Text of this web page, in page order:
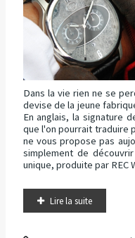
Dans la vie rien ne se
devise de la jeune
En anglais, la signature
que l'on pourrait traduire
ne vous propose pas
simplement de
unique, produite par REC
Lire la suite